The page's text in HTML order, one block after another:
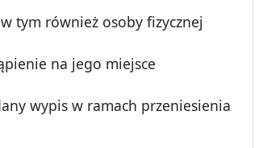
tym również osoby fizycznej
na jego miejsce
wypis w ramach przeniesienia